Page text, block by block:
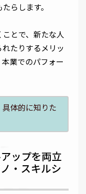
らします。
とで、新たな人
たりするメリッ
業でのパフォー
体的に知りた
ップを両立
・スキルシ